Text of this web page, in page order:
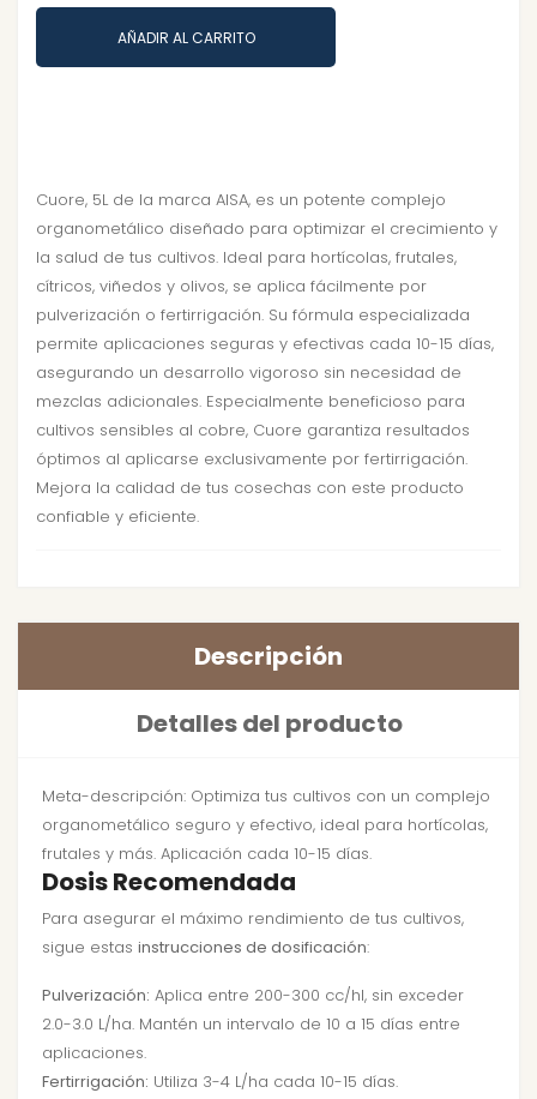
AÑADIR AL CARRITO
Cuore, 5L de la marca AISA, es un potente complejo
organometálico diseñado para optimizar el crecimiento y
la salud de tus cultivos. Ideal para hortícolas, frutales,
cítricos, viñedos y olivos, se aplica fácilmente por
pulverización o fertirrigación. Su fórmula especializada
permite aplicaciones seguras y efectivas cada 10-15 días,
asegurando un desarrollo vigoroso sin necesidad de
mezclas adicionales. Especialmente beneficioso para
cultivos sensibles al cobre, Cuore garantiza resultados
óptimos al aplicarse exclusivamente por fertirrigación.
Mejora la calidad de tus cosechas con este producto
confiable y eficiente.
Descripción
Detalles del producto
Meta-descripción: Optimiza tus cultivos con un complejo
organometálico seguro y efectivo, ideal para hortícolas,
frutales y más. Aplicación cada 10-15 días.
Dosis Recomendada
Para asegurar el máximo rendimiento de tus cultivos,
sigue estas instrucciones de dosificación:
Pulverización: Aplica entre 200-300 cc/hl, sin exceder
2.0-3.0 L/ha. Mantén un intervalo de 10 a 15 días entre
aplicaciones.
Fertirrigación: Utiliza 3-4 L/ha cada 10-15 días.